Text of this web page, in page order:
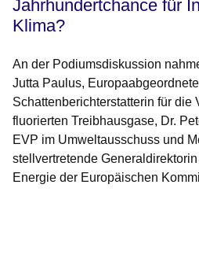
Jahrhundertchance für
Klima?
An der Podiumsdiskussion
Jutta Paulus,
Schattenberichterstatterin für die
fluorierten Treibhausgase, Dr.
EVP im Umweltausschuss und
stellvertretende
Energie der Europäischen